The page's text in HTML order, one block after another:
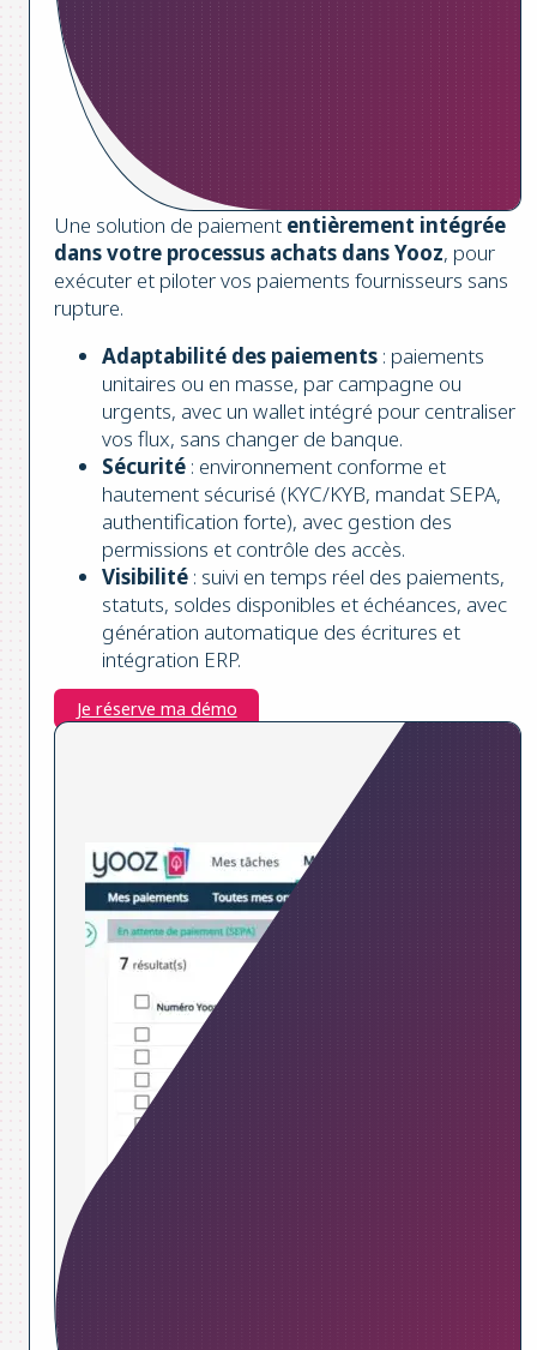
Une solution de paiement entièrement intégrée
dans votre processus achats dans Yooz, pour
exécuter et piloter vos paiements fournisseurs sans
rupture.
Adaptabilité des paiements : paiements
unitaires ou en masse, par campagne ou
urgents, avec un wallet intégré pour centraliser
vos flux, sans changer de banque.
Sécurité : environnement conforme et
hautement sécurisé (KYC/KYB, mandat SEPA,
authentification forte), avec gestion des
permissions et contrôle des accès.
Visibilité : suivi en temps réel des paiements,
statuts, soldes disponibles et échéances, avec
génération automatique des écritures et
intégration ERP.
Je réserve ma démo